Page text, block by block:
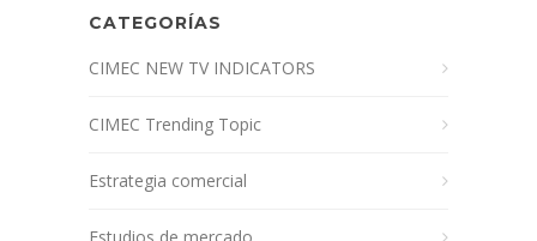
CATEGORÍAS
CIMEC NEW TV INDICATORS
CIMEC Trending Topic
Estrategia comercial